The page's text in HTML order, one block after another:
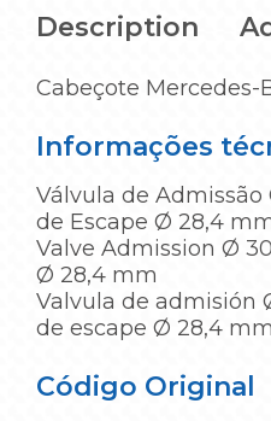
Description
Cabeçote Mercedes-
Informações
Válvula de Admissão
de Escape Ø 28,4
Valve Admission Ø
Ø 28,4 mm
Valvula de admisión
de escape Ø 28,4 mm
Código Original